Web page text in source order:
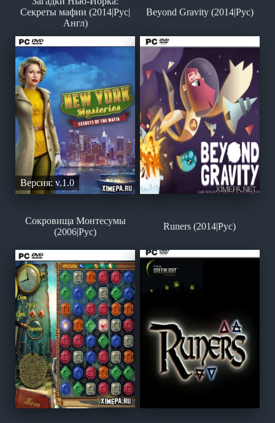
Секреты мафии (2014|Рус|
Англ)
Версия: v.1.0
Beyond Gravity (2014|Рус)
Сокровища Монтесумы
(2006|Рус)
Runers (2014|Рус)